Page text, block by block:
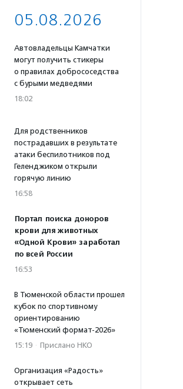
05.08.2026
Автовладельцы Камчатки
могут получить стикеры
о правилах добрососедства
с бурыми медведями
18:02
Для родственников
пострадавших в результате
атаки беспилотников под
Геленджиком открыли
горячую линию
16:58
Портал поиска доноров
крови для животных
«Одной Крови» заработал
по всей России
16:53
В Тюменской области прошел
кубок по спортивному
ориентированию
«Тюменский формат-2026»
15:19 · Прислано НКО
Организация «Радость»
открывает сеть